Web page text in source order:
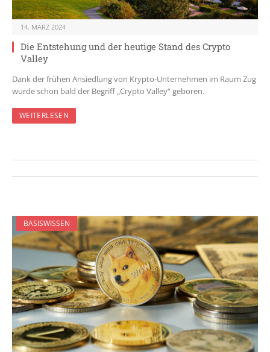
14. MÄRZ 2024
Die Entstehung und der heutige Stand des Crypto
Valley
Dank der frühen Ansiedlung von Krypto-Unternehmen im Raum Zug
wurde schon bald der Begriff „Crypto Valley“ geboren.
WEITERLESEN
BASISWISSEN